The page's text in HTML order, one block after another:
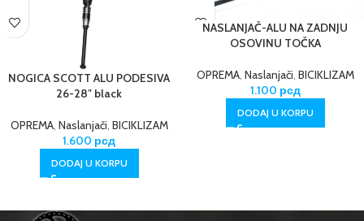
NOGICA SCOTT ALU PODESIVA
26-28″ black
OPREMA, Naslanjači, BICIKLIZAM
1.600 рсд
DODAJ U KORPU
NASLANJAČ-ALU NA ZADNJU
OSOVINU TOČKA
OPREMA, Naslanjači, BICIKLIZAM
1.100 рсд
DODAJ U KORPU